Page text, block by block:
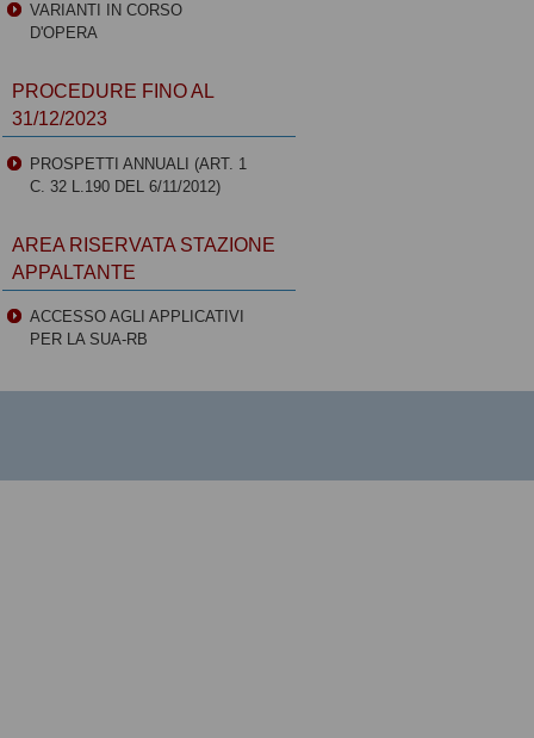
VARIANTI IN CORSO
D'OPERA
PROCEDURE FINO AL
31/12/2023
PROSPETTI ANNUALI (ART. 1
C. 32 L.190 DEL 6/11/2012)
AREA RISERVATA STAZIONE
APPALTANTE
ACCESSO AGLI APPLICATIVI
PER LA SUA-RB